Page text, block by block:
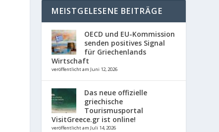
MEISTGELESENE BEITRÄGE
OECD und EU-Kommission
senden positives Signal
für Griechenlands
Wirtschaft
veröffentlicht am Juni 12, 2026
Das neue offizielle
griechische
Tourismusportal
VisitGreece.gr ist online!
veröffentlicht am Juli 14, 2026